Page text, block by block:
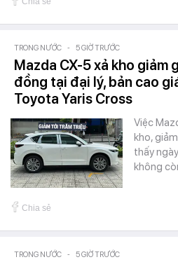
TRONG NƯỚC - 5 GIỜ TRƯỚC
Mazda CX-5 xả kho giảm
đồng tại đại lý, bản cao
Toyota Yaris Cross
Việc
kho,
thấy
không
Chia sẻ
TRONG NƯỚC - 5 GIỜ TRƯỚC